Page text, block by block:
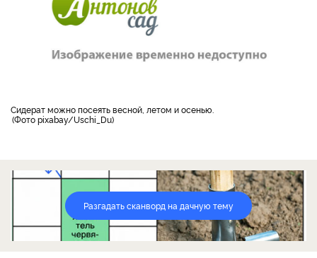
Сидерат можно посеять весной, летом и осенью.
Фото pixabay/Uschi_Du
Разгадать сканворд на дачную тему